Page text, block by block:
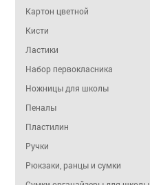
Картон цветной
Кисти
Ластики
Набор первокласника
Ножницы для школы
Пеналы
Пластилин
Ручки
Рюкзаки, ранцы и сумки